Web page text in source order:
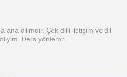
ana dilimdir. Çok dilli iletişim ve dil
Ders yöntemi:...